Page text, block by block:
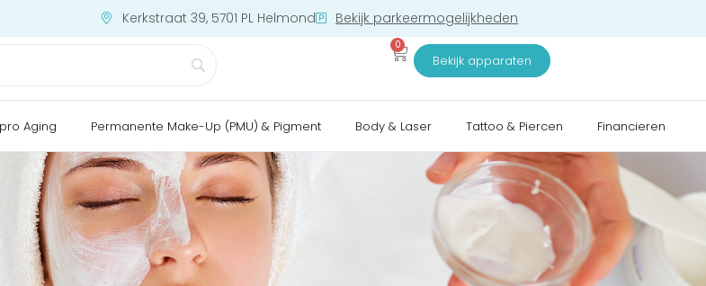
Kerkstraat 39, 5701 PL Helmond Bekijk parkeermogelijkheden
0
Bekijk apparaten
Aging Permanente Make-Up (PMU) & Pigment Body & Laser Tattoo & Piercen Financieren